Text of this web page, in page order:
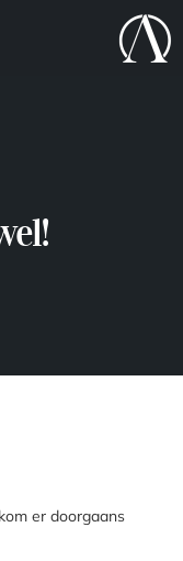
er doorgaans